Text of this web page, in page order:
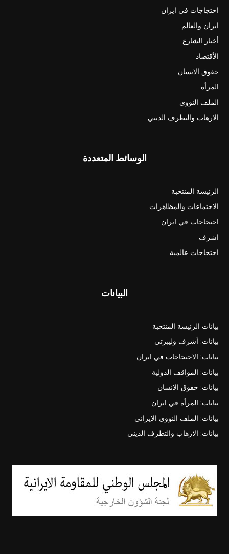
احتجاجات في ايران
ايران والعالم
أخبار الشارع
الأقتصاد
حقوق الانسان
المرأة
الملف النووي
الارهاب والتطرف الديني
الوسائط المتعددة
الرئيسة المنتخبة
الاجتماعات والمظاهرات
احتجاجات في ايران
اشرف
احتجاجات عالمية
البيانات
بيانات الرئيسة المنتخبة
بيانات: أشرف وليبرتي
بيانات: الاحتجاجات في ايران
بيانات: المواقف الدولية
بيانات: حقوق الانسان
بيانات: المرأة في ايران
بيانات: الملف النووي الايراني
بيانات: الارهاب والتطرف الديني